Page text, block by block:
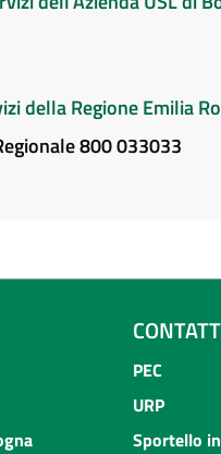
della Regione Emilia
800 033033
PEC
URP
Sportello